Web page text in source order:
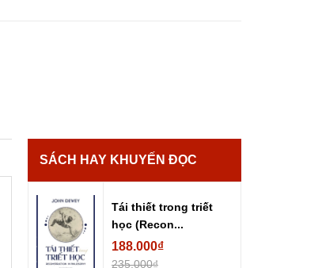
SÁCH HAY KHUYẾN ĐỌC
Tái thiết trong triết
học (Recon...
188.000₫
235.000₫